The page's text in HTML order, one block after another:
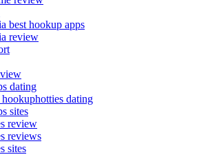
best hookup apps
review
dating
dating
sites
review
reviews
sites